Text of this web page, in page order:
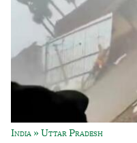
India » Uttar Pradesh